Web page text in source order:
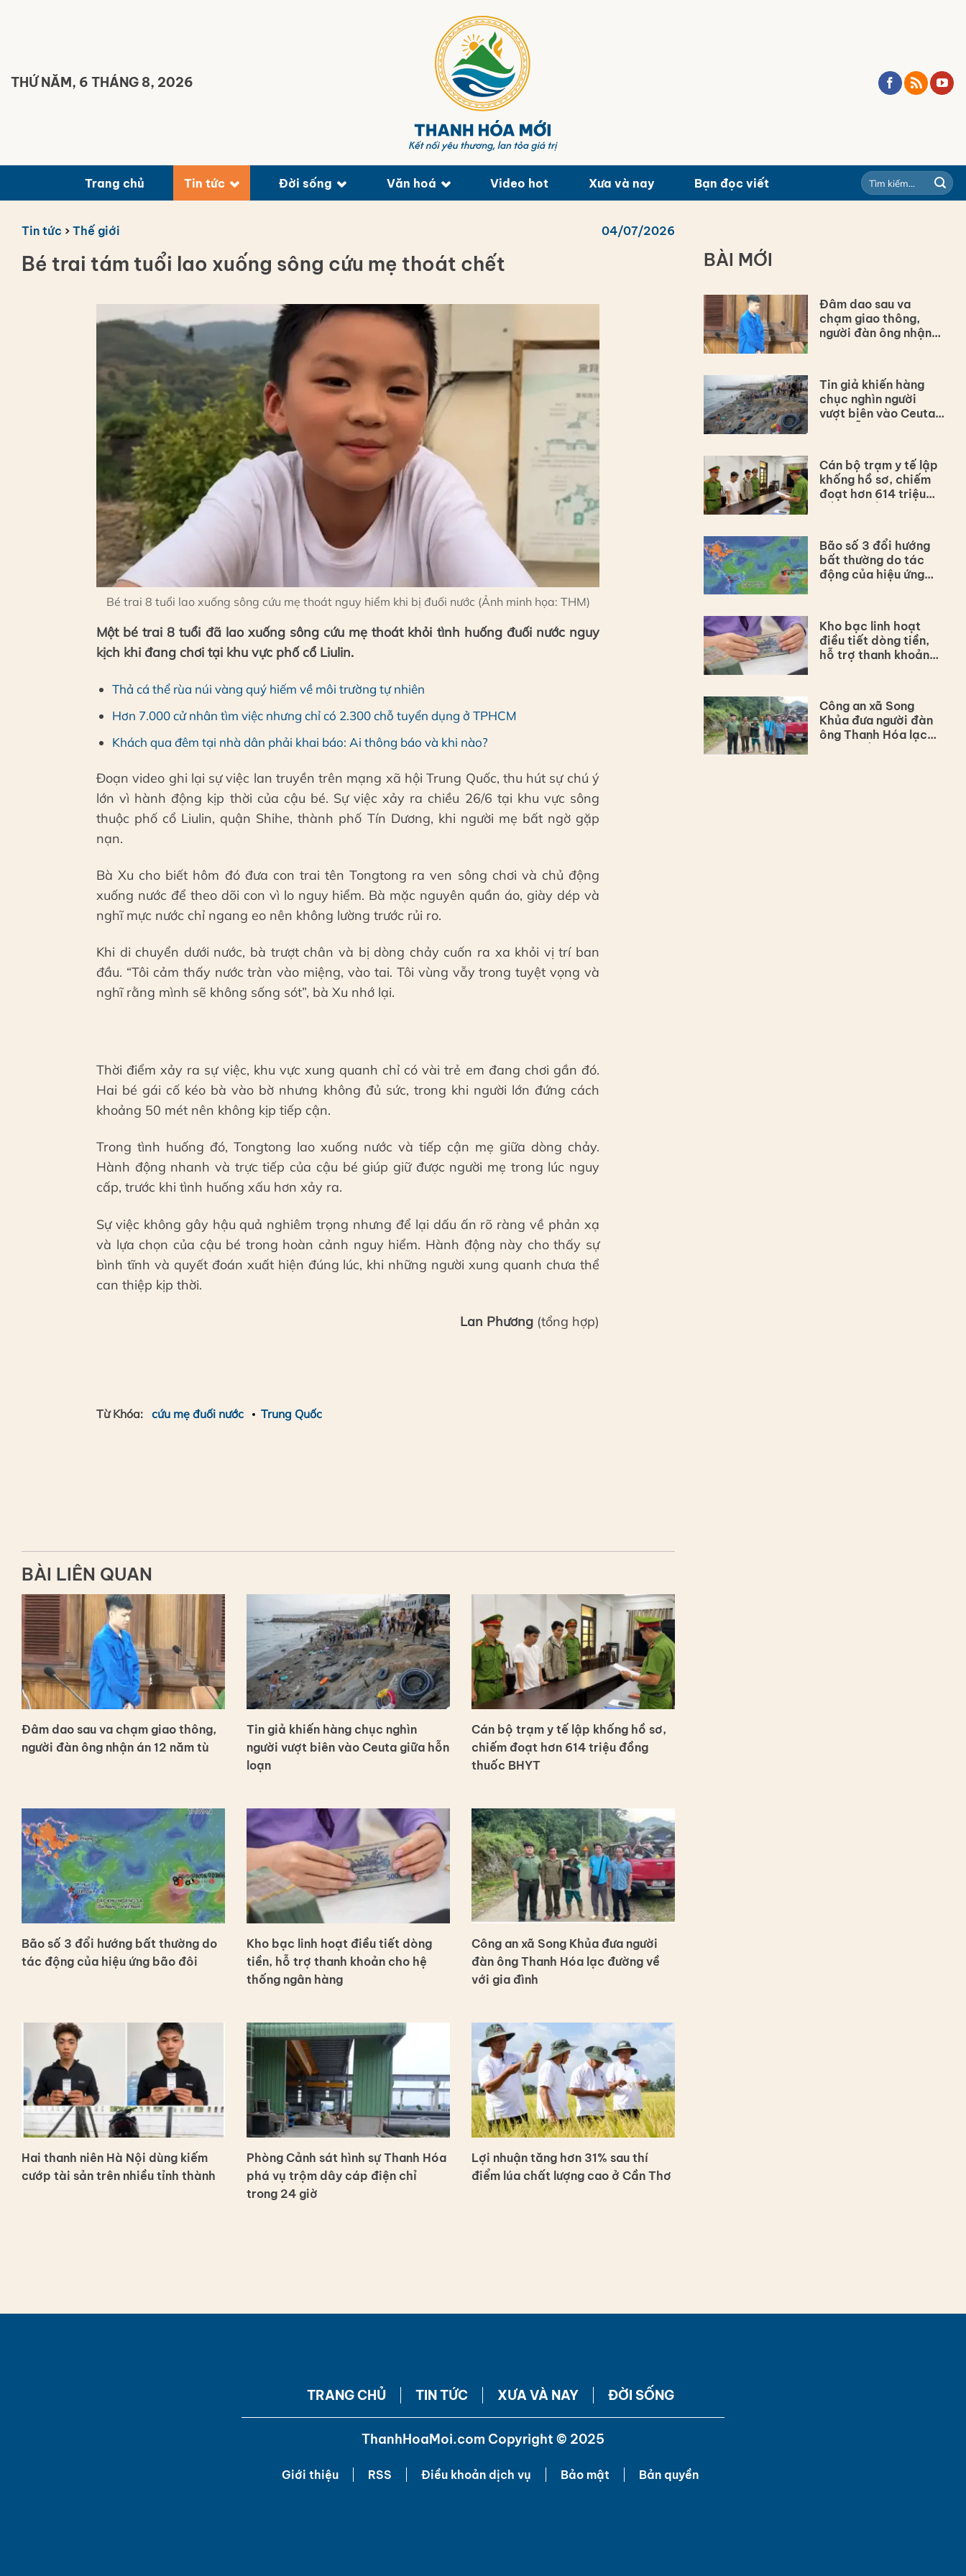
THỨ NĂM, 6 THÁNG 8, 2026
Trang chủ Tin tức Đời sống Văn hoá Video hot Xưa và nay Bạn đọc viết
Tin tức › Thế giới 04/07/2026
Bé trai tám tuổi lao xuống sông cứu mẹ thoát chết
Bé trai 8 tuổi lao xuống sông cứu mẹ thoát nguy hiểm khi bị đuối nước (Ảnh minh họa: THM)
Một bé trai 8 tuổi đã lao xuống sông cứu mẹ thoát khỏi tình huống đuối nước nguy
kịch khi đang chơi tại khu vực phố cổ Liulin.
Thả cá thể rùa núi vàng quý hiếm về môi trường tự nhiên
Hơn 7.000 cử nhân tìm việc nhưng chỉ có 2.300 chỗ tuyển dụng ở TPHCM
Khách qua đêm tại nhà dân phải khai báo: Ai thông báo và khi nào?
Đoạn video ghi lại sự việc lan truyền trên mạng xã hội Trung Quốc, thu hút sự chú ý
lớn vì hành động kịp thời của cậu bé. Sự việc xảy ra chiều 26/6 tại khu vực sông
thuộc phố cổ Liulin, quận Shihe, thành phố Tín Dương, khi người mẹ bất ngờ gặp
nạn.
Bà Xu cho biết hôm đó đưa con trai tên Tongtong ra ven sông chơi và chủ động
xuống nước để theo dõi con vì lo nguy hiểm. Bà mặc nguyên quần áo, giày dép và
nghĩ mực nước chỉ ngang eo nên không lường trước rủi ro.
Khi di chuyển dưới nước, bà trượt chân và bị dòng chảy cuốn ra xa khỏi vị trí ban
đầu. “Tôi cảm thấy nước tràn vào miệng, vào tai. Tôi vùng vẫy trong tuyệt vọng và
nghĩ rằng mình sẽ không sống sót”, bà Xu nhớ lại.
Thời điểm xảy ra sự việc, khu vực xung quanh chỉ có vài trẻ em đang chơi gần đó.
Hai bé gái cố kéo bà vào bờ nhưng không đủ sức, trong khi người lớn đứng cách
khoảng 50 mét nên không kịp tiếp cận.
Trong tình huống đó, Tongtong lao xuống nước và tiếp cận mẹ giữa dòng chảy.
Hành động nhanh và trực tiếp của cậu bé giúp giữ được người mẹ trong lúc nguy
cấp, trước khi tình huống xấu hơn xảy ra.
Sự việc không gây hậu quả nghiêm trọng nhưng để lại dấu ấn rõ ràng về phản xạ
và lựa chọn của cậu bé trong hoàn cảnh nguy hiểm. Hành động này cho thấy sự
bình tĩnh và quyết đoán xuất hiện đúng lúc, khi những người xung quanh chưa thể
can thiệp kịp thời.
Lan Phương (tổng hợp)
Từ Khóa: cứu mẹ đuối nước Trung Quốc
BÀI LIÊN QUAN
Đâm dao sau va chạm giao thông,
người đàn ông nhận án 12 năm tù
Tin giả khiến hàng chục nghìn
người vượt biên vào Ceuta giữa hỗn
loạn
Cán bộ trạm y tế lập khống hồ sơ,
chiếm đoạt hơn 614 triệu đồng
thuốc BHYT
Bão số 3 đổi hướng bất thường do
tác động của hiệu ứng bão đôi
Kho bạc linh hoạt điều tiết dòng
tiền, hỗ trợ thanh khoản cho hệ
thống ngân hàng
Công an xã Song Khủa đưa người
đàn ông Thanh Hóa lạc đường về
với gia đình
Hai thanh niên Hà Nội dùng kiếm
cướp tài sản trên nhiều tỉnh thành
Phòng Cảnh sát hình sự Thanh Hóa
phá vụ trộm dây cáp điện chỉ
trong 24 giờ
Lợi nhuận tăng hơn 31% sau thí
điểm lúa chất lượng cao ở Cần Thơ
BÀI MỚI
Đâm dao sau va
chạm giao thông,
người đàn ông nhận
Tin giả khiến hàng
chục nghìn người
vượt biên vào Ceuta
Cán bộ trạm y tế lập
khống hồ sơ, chiếm
đoạt hơn 614 triệu
Bão số 3 đổi hướng
bất thường do tác
động của hiệu ứng
Kho bạc linh hoạt
điều tiết dòng tiền,
hỗ trợ thanh khoản
Công an xã Song
Khủa đưa người đàn
ông Thanh Hóa lạc
TRANG CHỦ TIN TỨC XƯA VÀ NAY ĐỜI SỐNG
ThanhHoaMoi.com Copyright © 2025
Giới thiệu RSS Điều khoản dịch vụ Bảo mật Bản quyền